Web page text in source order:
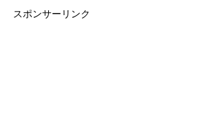
スポンサーリンク